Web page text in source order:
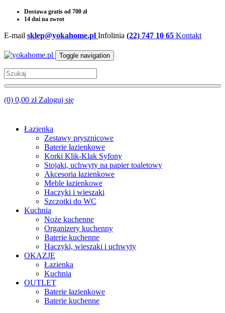
Dostawa gratis od 700 zł
14 dni na zwrot
E-mail sklep@yokahome.pl Infolinia (22) 747 10 65 Kontakt
Toggle navigation
(0) 0,00 zł Zaloguj się
Łazienka
Zestawy prysznicowe
Baterie łazienkowe
Korki Klik-Klak Syfony
Stojaki, uchwyty na papier toaletowy
Akcesoria łazienkowe
Meble łazienkowe
Haczyki i wieszaki
Szczotki do WC
Kuchnia
Noże kuchenne
Organizery kuchenny
Baterie kuchenne
Haczyki, wieszaki i uchwyty
OKAZJE
Łazienka
Kuchnia
OUTLET
Baterie łazienkowe
Baterie kuchenne